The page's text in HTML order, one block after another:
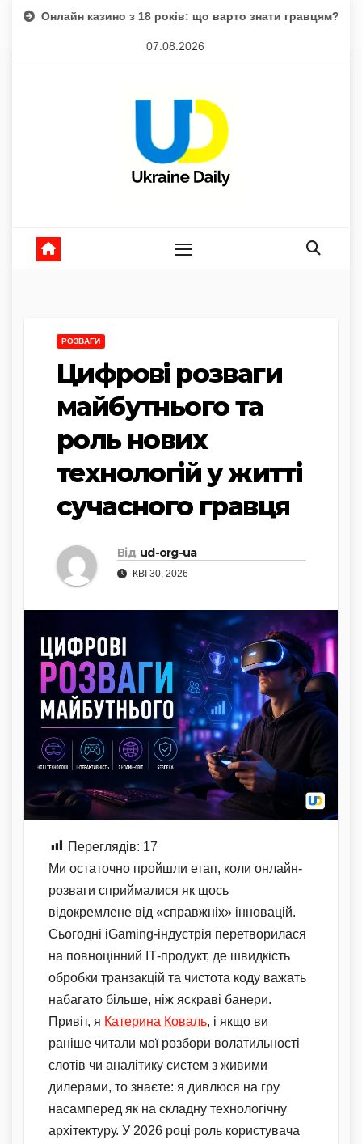
Skipказино з 18 років: що варто знати гравцям?
07.08.2026
РОЗВАГИ
Цифрові розваги
майбутнього та
роль нових
технологій у житті
сучасного гравця
Від ud-org-ua
КВІ 30, 2026
Переглядів: 17
Ми остаточно пройшли етап, коли онлайн-
розваги сприймалися як щось
відокремлене від «справжніх» інновацій.
Сьогодні iGaming-індустрія перетворилася
на повноцінний ІТ-продукт, де швидкість
обробки транзакцій та чистота коду важать
набагато більше, ніж яскраві банери.
Привіт, я Катерина Коваль, і якщо ви
раніше читали мої розбори волатильності
слотів чи аналітику систем з живими
дилерами, то знаєте: я дивлюся на гру
насамперед як на складну технологічну
архітектуру. У 2026 році роль користувача